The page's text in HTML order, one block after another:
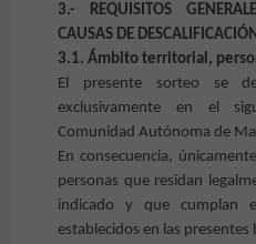
3.- REQUISITOS
CAUSAS DE DESCALIFICACIÓN
3.1. Ámbito territorial,
El presente sorteo se
exclusivamente en el
Comunidad Autónoma de
En consecuencia,
personas que residan
indicado y que cumplan
establecidos en las presentes